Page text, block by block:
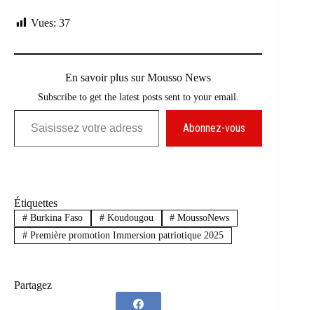
Vues: 37
En savoir plus sur Mousso News
Subscribe to get the latest posts sent to your email.
Saisissez votre adresse e-mail…
Abonnez-vous
Étiquettes
#Burkina Faso #Koudougou # MoussoNews
#Première promotion Immersion patriotique 2025
Partagez